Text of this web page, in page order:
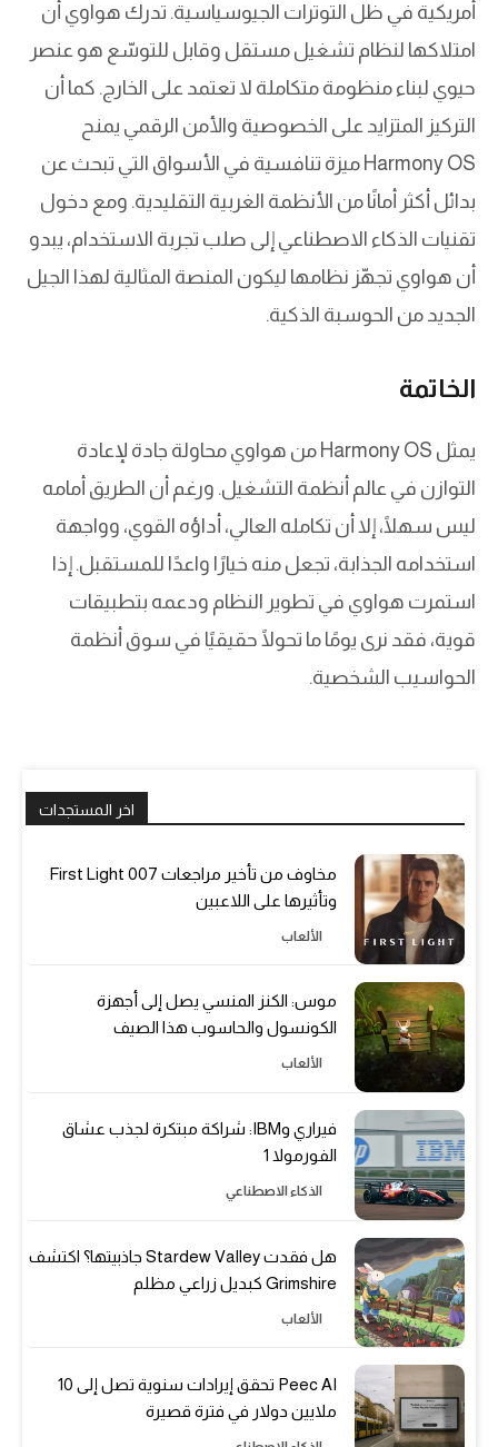
أمريكية في ظل التوترات الجيوسياسية. تدرك هواوي أن
امتلاكها لنظام تشغيل مستقل وقابل للتوسّع هو عنصر
حيوي لبناء منظومة متكاملة لا تعتمد على الخارج. كما أن
التركيز المتزايد على الخصوصية والأمن الرقمي يمنح
Harmony OS ميزة تنافسية في الأسواق التي تبحث عن
بدائل أكثر أمانًا من الأنظمة الغربية التقليدية. ومع دخول
تقنيات الذكاء الاصطناعي إلى صلب تجربة الاستخدام، يبدو
أن هواوي تجهّز نظامها ليكون المنصة المثالية لهذا الجيل
الجديد من الحوسبة الذكية.
الخاتمة
يمثل Harmony OS من هواوي محاولة جادة لإعادة
التوازن في عالم أنظمة التشغيل. ورغم أن الطريق أمامه
ليس سهلًا، إلا أن تكامله العالي، أداؤه القوي، وواجهة
استخدامه الجذابة، تجعل منه خيارًا واعدًا للمستقبل. إذا
استمرت هواوي في تطوير النظام ودعمه بتطبيقات
قوية، فقد نرى يومًا ما تحولًا حقيقيًا في سوق أنظمة
الحواسيب الشخصية.
اخر المستجدات
مخاوف من تأخير مراجعات 007 First Light
وتأثيرها على اللاعبين
الألعاب
موس: الكنز المنسي يصل إلى أجهزة
الكونسول والحاسوب هذا الصيف
الألعاب
فيراري وIBM: شراكة مبتكرة لجذب عشاق
الفورمولا 1
الذكاء الاصطناعي
هل فقدت Stardew Valley جاذبيتها؟ اكتشف
Grimshire كبديل زراعي مظلم
الألعاب
Peec AI تحقق إيرادات سنوية تصل إلى 10
ملايين دولار في فترة قصيرة